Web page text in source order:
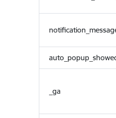
_ga